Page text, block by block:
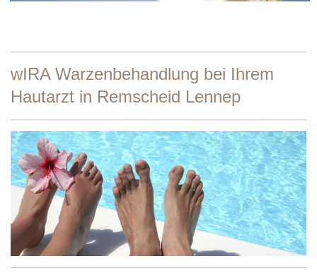
wIRA Warzenbehandlung bei Ihrem
Hautarzt in Remscheid Lennep